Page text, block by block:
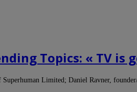
Topics: « TV
Limited; Daniel Ravner,